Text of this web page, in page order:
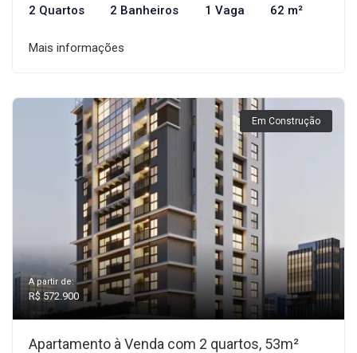
2 Quartos 2 Banheiros 1 Vaga 62 m²
Mais informações
Em Construção
A partir de:
R$ 572.900
Apartamento à Venda com 2 quartos, 53m²